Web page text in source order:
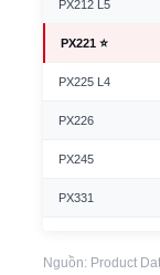
PX212 L5
PX221 ⭐
PX225 L4
PX226
PX245
PX331
Nguồn: Product